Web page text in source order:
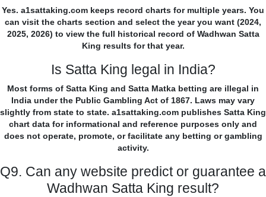
Yes. a1sattaking.com keeps record charts for multiple years. You
can visit the charts section and select the year you want (2024,
2025, 2026) to view the full historical record of Wadhwan Satta
King results for that year.
Is Satta King legal in India?
Most forms of Satta King and Satta Matka betting are illegal in
India under the Public Gambling Act of 1867. Laws may vary
slightly from state to state. a1sattaking.com publishes Satta King
chart data for informational and reference purposes only and
does not operate, promote, or facilitate any betting or gambling
activity.
Q9. Can any website predict or guarantee a
Wadhwan Satta King result?